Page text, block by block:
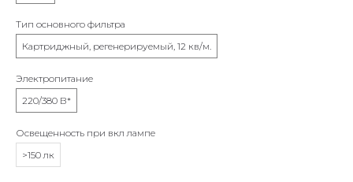
Тип основного фильтра
Картриджный, регенерируемый, 12 кв/м.
Электропитание
220/380 В*
Освещенность при вкл лампе
>150 лк